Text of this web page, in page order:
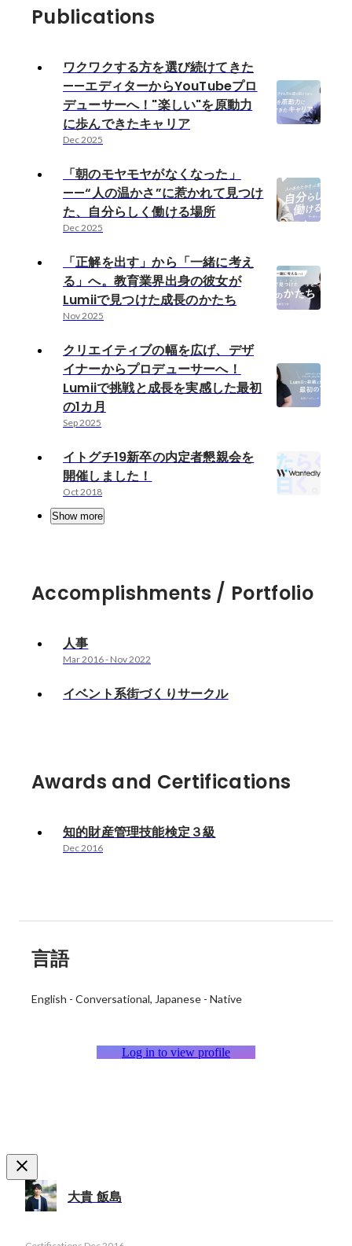
Publications
ワクワクする方を選び続けてきた
——エディターからYouTubeプロ
デューサーへ！"楽しい"を原動力
に歩んできたキャリア
Dec 2025
「朝のモヤモヤがなくなった」
——“人の温かさ”に惹かれて見つけ
た、自分らしく働ける場所
Dec 2025
「正解を出す」から「一緒に考え
る」へ。教育業界出身の彼女が
Lumiiで見つけた成長のかたち
Nov 2025
クリエイティブの幅を広げ、デザ
イナーからプロデューサーへ！
Lumiiで挑戦と成長を実感した最初
の1カ月
Sep 2025
イトグチ19新卒の内定者懇親会を
開催しました！
Oct 2018
Show more
Accomplishments / Portfolio
人事
Mar 2016- Nov 2022
イベント系街づくりサークル
Awards and Certifications
知的財産管理技能検定３級
Dec 2016
言語
English - Conversational Japanese - Native
Log in to view profile
大貴 飯島